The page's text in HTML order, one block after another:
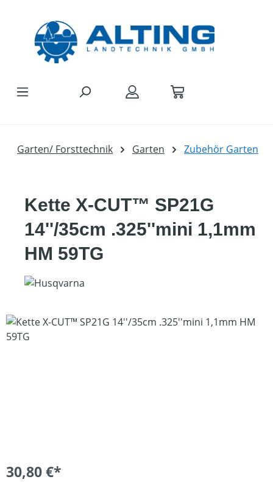
Garten/ Forsttechnik Garten Zubehör Garten
Kette X-CUT™ SP21G
14''/35cm .325''mini 1,1mm
HM 59TG
Bildergalerie überspringen
30,80 €*